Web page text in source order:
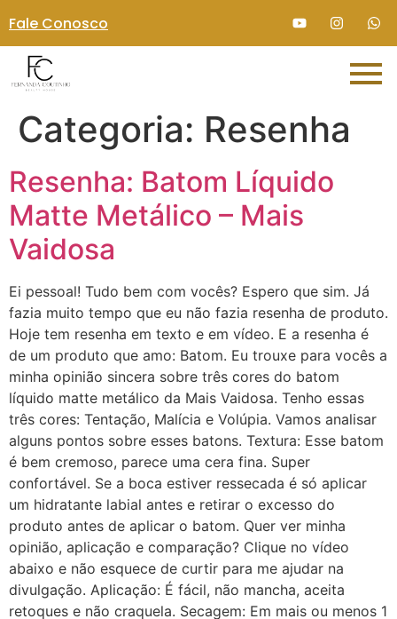
Fale Conosco
Categoria: Resenha
Resenha: Batom Líquido
Matte Metálico – Mais
Vaidosa
Ei pessoal! Tudo bem com vocês? Espero que sim. Já
fazia muito tempo que eu não fazia resenha de produto.
Hoje tem resenha em texto e em vídeo. E a resenha é
de um produto que amo: Batom. Eu trouxe para vocês a
minha opinião sincera sobre três cores do batom
líquido matte metálico da Mais Vaidosa. Tenho essas
três cores: Tentação, Malícia e Volúpia. Vamos analisar
alguns pontos sobre esses batons. Textura: Esse batom
é bem cremoso, parece uma cera fina. Super
confortável. Se a boca estiver ressecada é só aplicar
um hidratante labial antes e retirar o excesso do
produto antes de aplicar o batom. Quer ver minha
opinião, aplicação e comparação? Clique no vídeo
abaixo e não esquece de curtir para me ajudar na
divulgação. Aplicação: É fácil, não mancha, aceita
retoques e não craquela. Secagem: Em mais ou menos 1